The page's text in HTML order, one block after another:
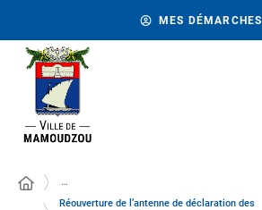
MES DÉMARCHES
…
Réouverture de l’antenne de déclaration des